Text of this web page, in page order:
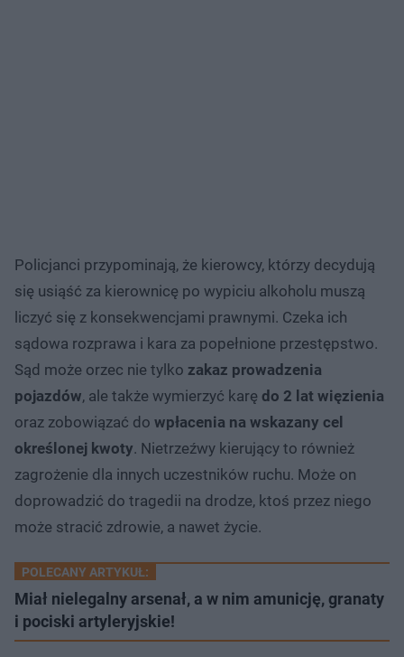
Policjanci przypominają, że kierowcy, którzy decydują
się usiąść za kierownicę po wypiciu alkoholu muszą
liczyć się z konsekwencjami prawnymi. Czeka ich
sądowa rozprawa i kara za popełnione przestępstwo.
Sąd może orzec nie tylko zakaz prowadzenia
pojazdów, ale także wymierzyć karę do 2 lat więzienia
oraz zobowiązać do wpłacenia na wskazany cel
określonej kwoty. Nietrzeźwy kierujący to również
zagrożenie dla innych uczestników ruchu. Może on
doprowadzić do tragedii na drodze, ktoś przez niego
może stracić zdrowie, a nawet życie.
POLECANY ARTYKUŁ:
Miał nielegalny arsenał, a w nim amunicję, granaty
i pociski artyleryjskie!